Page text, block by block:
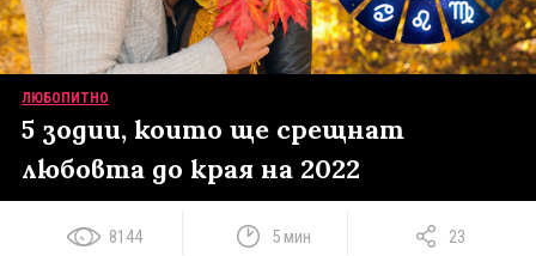
ЛЮБОПИТНО
5 зодии, които ще срещнат
любовта до края на 2022
8144 5 мин 23